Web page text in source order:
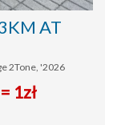
AT
2Tone, '2026
1zł